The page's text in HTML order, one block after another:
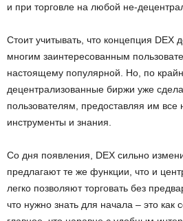
и при торговле на любой не-
Стоит учитывать, что концепция DEX
многим заинтересованным
настоящему популярной. Но, по
децентрализованные биржи уже
пользователям, предоставляя им
инструменты и знания.
Со дня появления, DEX сильно
предлагают те же функции, что и
легко позволяют торговать без
что нужно знать для начала – это как